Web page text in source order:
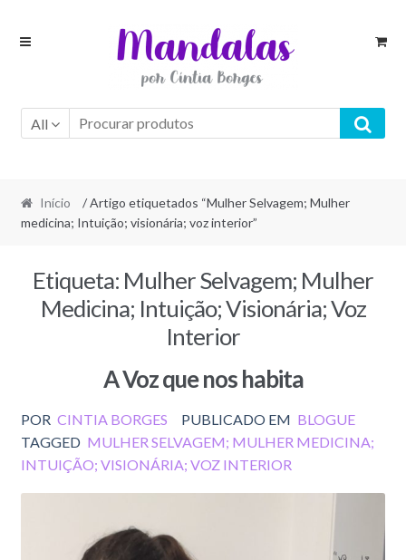
Skip
Skip
All
Início
/ Artigo etiquetados “Mulher Selvagem; Mulher
medicina; Intuição; visionária; voz interior”
Etiqueta: Mulher Selvagem; Mulher
Medicina; Intuição; Visionária; Voz
Interior
A Voz que nos habita
POR CINTIA BORGES PUBLICADO EM BLOGUE
TAGGED MULHER SELVAGEM; MULHER MEDICINA;
INTUIÇÃO; VISIONÁRIA; VOZ INTERIOR